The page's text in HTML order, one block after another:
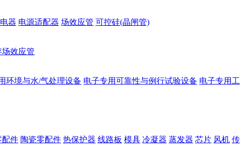
器 电源适配器 场效应管 可控硅(晶闸管)
场效应管
环境与水/气处理设备 电子专用可靠性与例行试验设备 电子专用工
配件 陶瓷零配件 热保护器 线路板 模具 冷凝器 蒸发器 芯片 风机 传